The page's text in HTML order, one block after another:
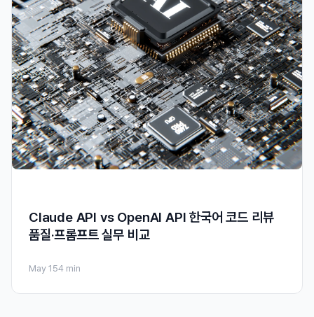
Claude API vs OpenAI API 한국어 코드 리뷰
품질·프롬프트 실무 비교
May 154 min